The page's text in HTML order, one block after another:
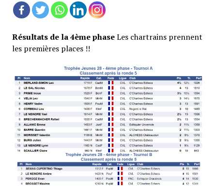
Résultats de la 4ème phaseLes chartrains prennent
les premières places !!